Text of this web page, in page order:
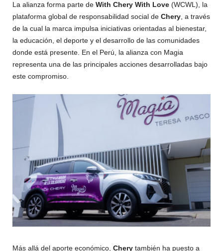
La alianza forma parte de With Chery With Love (WCWL), la
plataforma global de responsabilidad social de Chery, a través
de la cual la marca impulsa iniciativas orientadas al bienestar,
la educación, el deporte y el desarrollo de las comunidades
donde está presente. En el Perú, la alianza con Magia
representa una de las principales acciones desarrolladas bajo
este compromiso.
Más allá del aporte económico, Chery también ha puesto a